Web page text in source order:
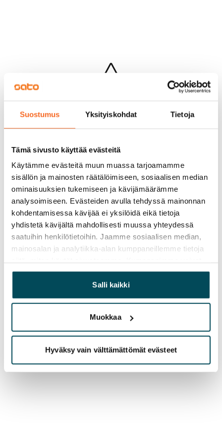
Suostumus Yksityiskohdat Tietoja
Tämä sivusto käyttää evästeitä
Käytämme evästeitä muun muassa tarjoamamme
sisällön ja mainosten räätälöimiseen, sosiaalisen median
ominaisuuksien tukemiseen ja kävijämäärämme
analysoimiseen. Evästeiden avulla tehdyssä mainonnan
kohdentamisessa kävijää ei yksilöidä eikä tietoja
yhdistetä kävijältä mahdollisesti muussa yhteydessä
saatuihin henkilötietoihin. Jaamme sosiaalisen median,
mainosalan ja analytiikka-alan kumppaneillemme tietoja
yhdistää näitä tietoja muihin tietoihin, joita olet antanut
heille tai joita on kerätty, kun olet käyttänyt heidän
palvelujaan.
Salli kaikki
Muokkaa
Hyväksy vain välttämättömät evästeet
Hups...
Jotakin meni pieleen sivun lataamisessa